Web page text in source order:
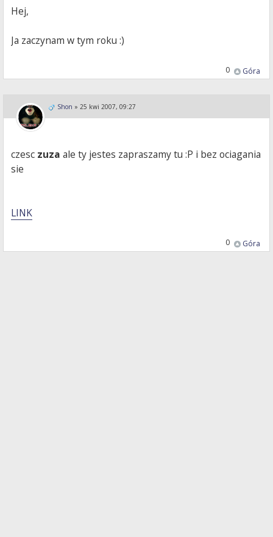
Hej,
Ja zaczynam w tym roku :)
Góra
0
Shon » 25 kwi 2007, 09:27
czesc zuza ale ty jestes zapraszamy tu :P i bez ociagania
sie
LINK
Góra
0